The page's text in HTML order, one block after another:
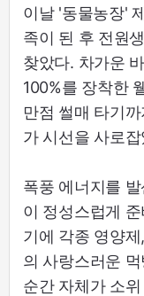
이날 '동물농장'
족이 된 후 전원
찾았다. 차가운
100%를 장착한
만점 썰매 타기
가 시선을 사로
폭풍 에너지를
이 정성스럽게
기에 각종 영양
의 사랑스러운
순간 자체가 소